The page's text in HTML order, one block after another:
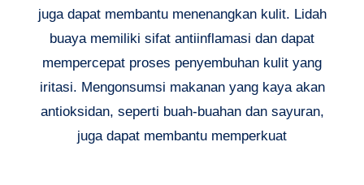
juga dapat membantu menenangkan kulit. Lidah
buaya memiliki sifat antiinflamasi dan dapat
mempercepat proses penyembuhan kulit yang
iritasi. Mengonsumsi makanan yang kaya akan
antioksidan, seperti buah-buahan dan sayuran,
juga dapat membantu memperkuat